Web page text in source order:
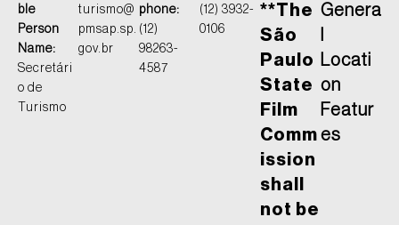
ble
Person
Name:
Secretári
o de
Turismo
turismo@
pmsap.sp.
gov.br
phone:
(12)
98263-
4587
(12) 3932-
0106
**The
São
Paulo
State
Film
Comm
ission
shall
not be
Genera
Locati
on
Featur
es